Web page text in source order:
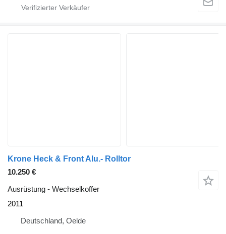
Krone Heck & Front Alu.- Rolltor
10.250 €
Ausrüstung - Wechselkoffer
2011
Deutschland, Oelde